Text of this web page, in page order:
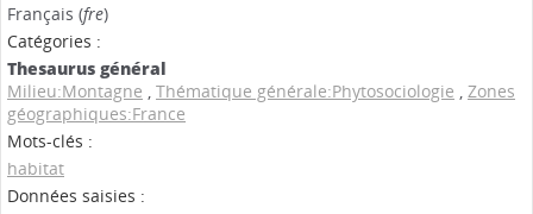
Français (fre)
Catégories :
Thesaurus général
Milieu:Montagne , Thématique générale:Phytosociologie , Zones
géographiques:France
Mots-clés :
habitat
Données saisies :